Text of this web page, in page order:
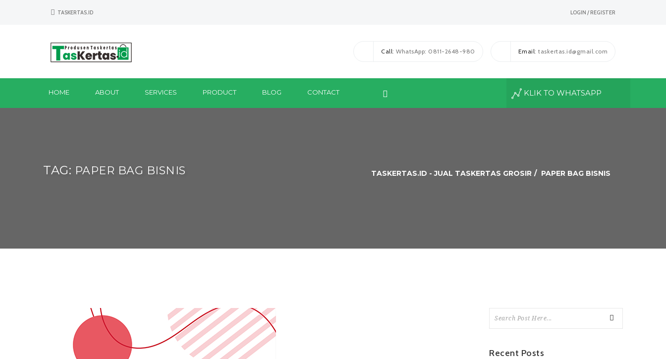
TASKERTAS.ID LOGIN / REGISTER
Call: WhatsApp: 0811-2648-980 Email: taskertas.id@gmail.com
KLIK TO WHATSAPP
HOME ABOUT SERVICES PRODUCT BLOG CONTACT
TAG: PAPER BAG BISNIS TASKERTAS.ID - JUAL TASKERTAS GROSIR PAPER BAG BISNIS
Recent Posts